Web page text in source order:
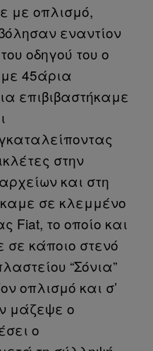
με οπλισμό,
εναντίον
οδηγού του ο
45άρια
επιβιβαστήκαμε
στην
και στη
σε κλεμμένο
Fiat, το οποίο και
κάποιο στενό
“Σόνια”
οπλισμό και σ’
μάζεψε ο
ο